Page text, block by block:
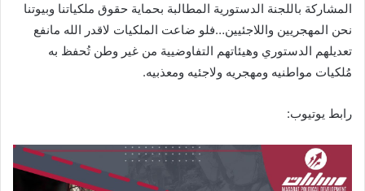
المشاركة باللجنة الدستورية المطالبة بحماية حقوق ملكياتنا وبيوتنا
نحن المهجريين واللاجئيين…فلو ضاعت الملكيات لاقدر الله مانفع
تعديلهم الدستوري وهيئاتهم التفاوضيية من غير وطن تُحفظ به
مُلكيات مواطنيه ومهجريه ولاجئيه ومعذبيه.
رابط يوتيوب: